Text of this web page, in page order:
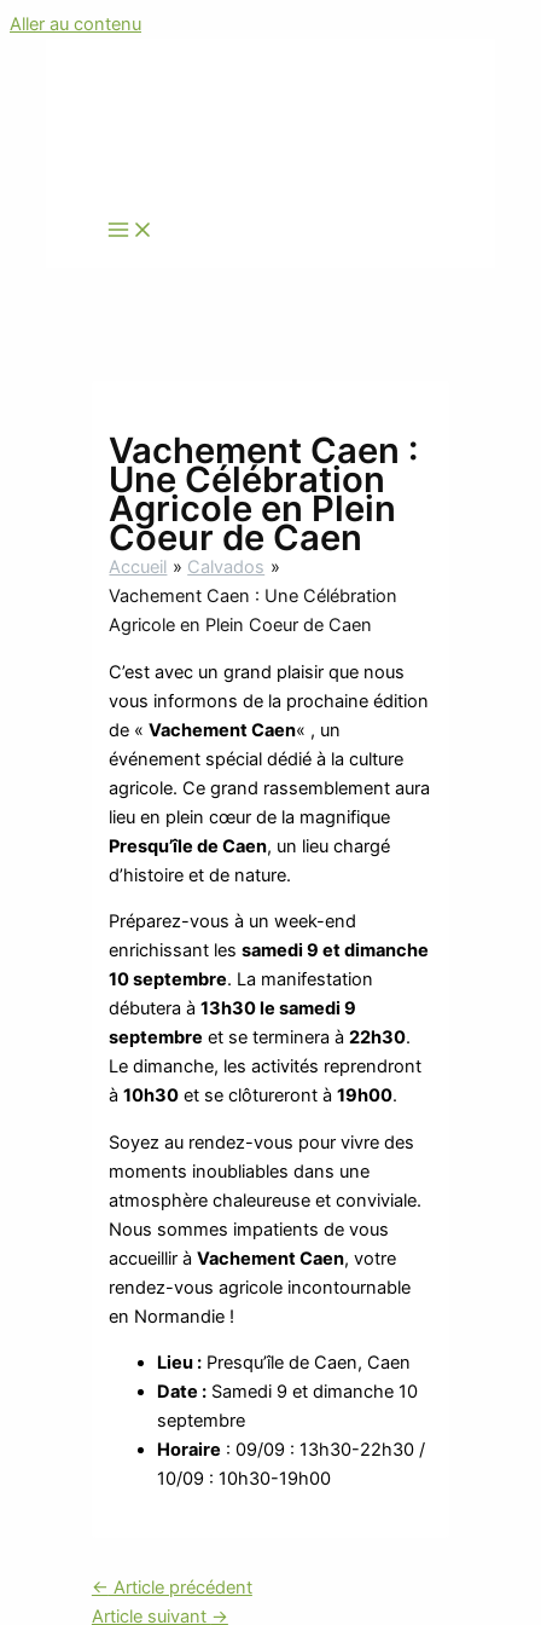
Aller au contenu
Vachement Caen :
Une Célébration
Agricole en Plein
Coeur de Caen
Accueil
Calvados
Vachement Caen : Une Célébration
Agricole en Plein Coeur de Caen
C’est avec un grand plaisir que nous
vous informons de la prochaine édition
de «Vachement Caen« , un
événement spécial dédié à la culture
agricole. Ce grand rassemblement aura
lieu en plein cœur de la magnifique
Presqu’île de Caen, un lieu chargé
d’histoire et de nature.
Préparez-vous à un week-end
enrichissant lessamedi 9 et dimanche
10 septembre. La manifestation
débutera à13h30 le samedi 9
septembre et se terminera à22h30.
Le dimanche, les activités reprendront
à10h30 et se clôtureront à19h00.
Soyez au rendez-vous pour vivre des
moments inoubliables dans une
atmosphère chaleureuse et conviviale.
Nous sommes impatients de vous
accueillir àVachement Caen, votre
rendez-vous agricole incontournable
en Normandie !
Lieu : Presqu’île de Caen, Caen
Date : Samedi 9 et dimanche 10
septembre
Horaire : 09/09 : 13h30-22h30 /
10/09 : 10h30-19h00
← Article précédent
Article suivant →